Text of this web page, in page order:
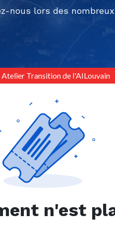
nous lors des
Atelier Transition de l'AILouvain
n'est